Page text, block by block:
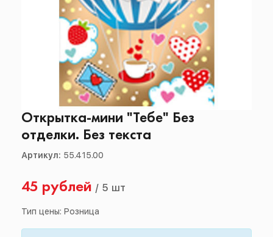
Открытка-мини "Тебе" Без
отделки. Без текста
Артикул: 55.415.00
45 рублей / 5 шт
Тип цены: Розница